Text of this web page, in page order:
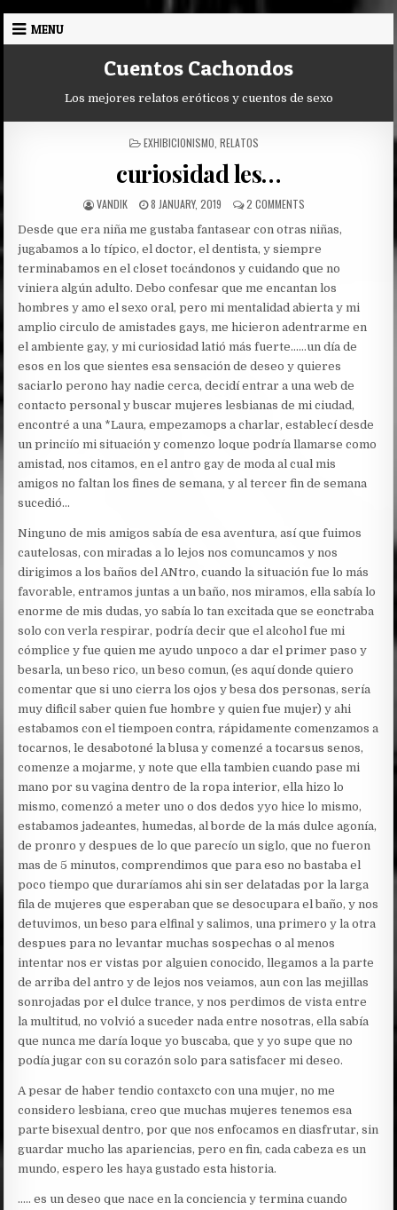
Skip
MENU
Cuentos Cachondos
Los mejores relatos eróticos y cuentos de sexo
POSTED
EXHIBICIONISMO RELATOS
curiosidad les…
AUTHOR:
VANDIK
PUBLISHED
8 JANUARY, 2019 2 COMMENTS
LES…
Desde que era niña me gustaba fantasear con otras niñas,
jugabamos a lo típico, el doctor, el dentista, y siempre
terminabamos en el closet tocándonos y cuidando que no
viniera algún adulto. Debo confesar que me encantan los
hombres y amo el sexo oral, pero mi mentalidad abierta y mi
amplio circulo de amistades gays, me hicieron adentrarme en
el ambiente gay, y mi curiosidad latió más fuerte……un día de
esos en los que sientes esa sensación de deseo y quieres
saciarlo perono hay nadie cerca, decidí entrar a una web de
contacto personal y buscar mujeres lesbianas de mi ciudad,
encontré a una *Laura, empezamops a charlar, establecí desde
un princiío mi situación y comenzo loque podría llamarse como
amistad, nos citamos, en el antro gay de moda al cual mis
amigos no faltan los fines de semana, y al tercer fin de semana
sucedió…
Ninguno de mis amigos sabía de esa aventura, así que fuimos
cautelosas, con miradas a lo lejos nos comuncamos y nos
dirigimos a los baños del ANtro, cuando la situación fue lo más
favorable, entramos juntas a un baño, nos miramos, ella sabía lo
enorme de mis dudas, yo sabía lo tan excitada que se eonctraba
solo con verla respirar, podría decir que el alcohol fue mi
cómplice y fue quien me ayudo unpoco a dar el primer paso y
besarla, un beso rico, un beso comun, (es aquí donde quiero
comentar que si uno cierra los ojos y besa dos personas, sería
muy dificil saber quien fue hombre y quien fue mujer) y ahi
estabamos con el tiempoen contra, rápidamente comenzamos a
tocarnos, le desabotoné la blusa y comenzé a tocarsus senos,
comenze a mojarme, y note que ella tambien cuando pase mi
mano por su vagina dentro de la ropa interior, ella hizo lo
mismo, comenzó a meter uno o dos dedos yyo hice lo mismo,
estabamos jadeantes, humedas, al borde de la más dulce agonía,
de pronro y despues de lo que parecío un siglo, que no fueron
mas de 5 minutos, comprendimos que para eso no bastaba el
poco tiempo que duraríamos ahi sin ser delatadas por la larga
fila de mujeres que esperaban que se desocupara el baño, y nos
detuvimos, un beso para elfinal y salimos, una primero y la otra
despues para no levantar muchas sospechas o al menos
intentar nos er vistas por alguien conocido, llegamos a la parte
de arriba del antro y de lejos nos veiamos, aun con las mejillas
sonrojadas por el dulce trance, y nos perdimos de vista entre
la multitud, no volvió a suceder nada entre nosotras, ella sabía
que nunca me daría loque yo buscaba, que y yo supe que no
podía jugar con su corazón solo para satisfacer mi deseo.
A pesar de haber tendio contaxcto con una mujer, no me
considero lesbiana, creo que muchas mujeres tenemos esa
parte bisexual dentro, por que nos enfocamos en diasfrutar, sin
guardar mucho las apariencias, pero en fin, cada cabeza es un
mundo, espero les haya gustado esta historia.
….. es un deseo que nace en la conciencia y termina cuando